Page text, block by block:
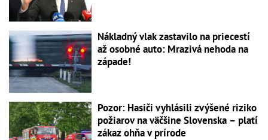
Nákladný vlak zastavilo na priecestí
až osobné auto: Mrazivá nehoda na
západe!
Pozor: Hasiči vyhlásili zvýšené riziko
požiarov na väčšine Slovenska – platí
zákaz ohňa v prírode